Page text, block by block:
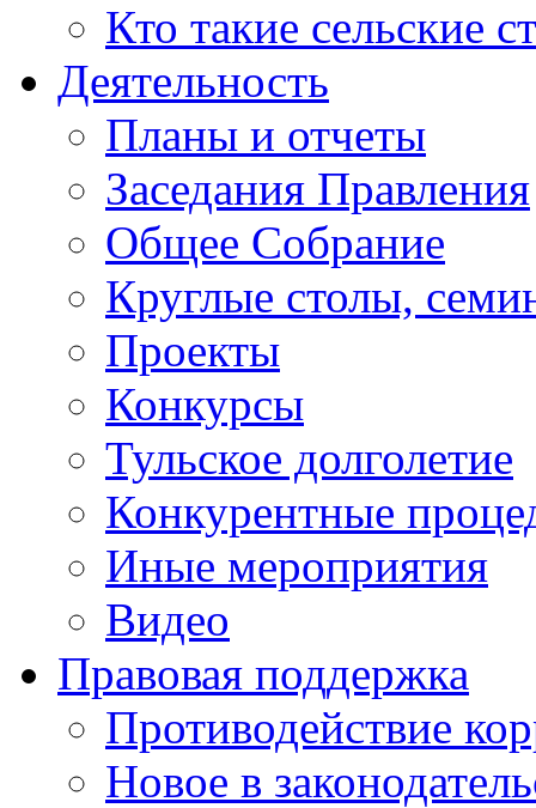
Кто такие сельские
Деятельность
Планы и отчеты
Заседания Правления
Общее Собрание
Круглые столы,
Проекты
Конкурсы
Тульское долголетие
Конкурентные
Иные мероприятия
Видео
Правовая поддержка
Противодействие
Новое в